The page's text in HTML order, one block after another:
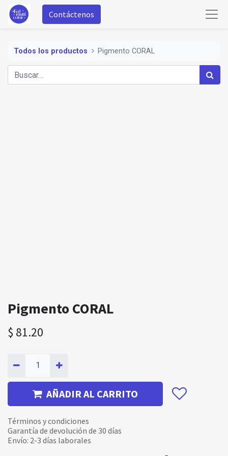
Contáctenos
Todos los productos Pigmento CORAL
Pigmento CORAL
$ 81.20
AÑADIR AL CARRITO
Términos y condiciones
Garantía de devolución de 30 días
Envío: 2-3 días laborales